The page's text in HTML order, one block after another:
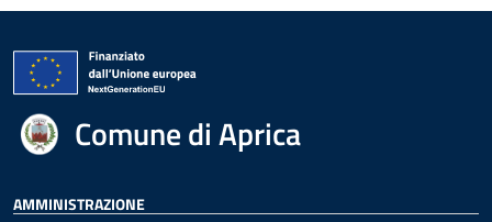
Comune di Aprica
AMMINISTRAZIONE